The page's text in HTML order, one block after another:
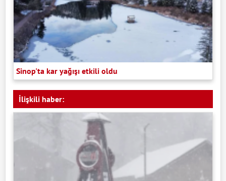
Sinop'ta kar yağışı etkili oldu
İlişkili haber: